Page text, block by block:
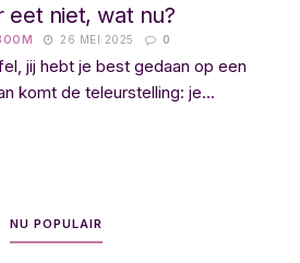
eet niet, wat nu?
26 MEI 2025 0
jij hebt je best gedaan op een
komt de teleurstelling: je...
NU POPULAIR